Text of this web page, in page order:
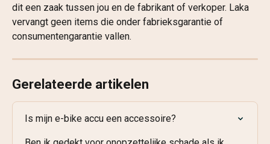
dit een zaak tussen jou en de fabrikant of verkoper. Laka
vervangt geen items die onder fabrieksgarantie of
consumentengarantie vallen.
Gerelateerde artikelen
Is mijn e-bike accu een accessoire?